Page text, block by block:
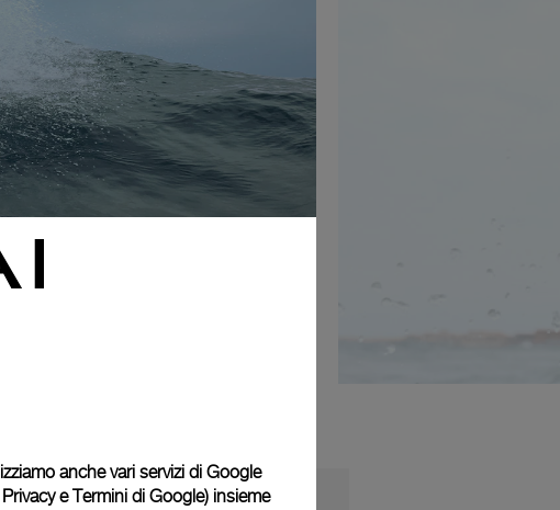
anche vari servizi di Google
e Termini di Google) insieme